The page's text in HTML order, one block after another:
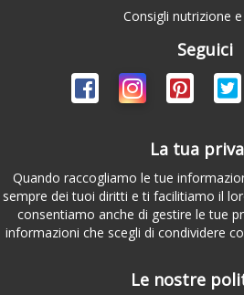
Consigli nutrizione
Seguici
La tua
Quando raccogliamo le tue
sempre dei tuoi diritti e ti facilitiamo il
consentiamo anche di gestire le tue
informazioni che scegli di condividere
Le nostre